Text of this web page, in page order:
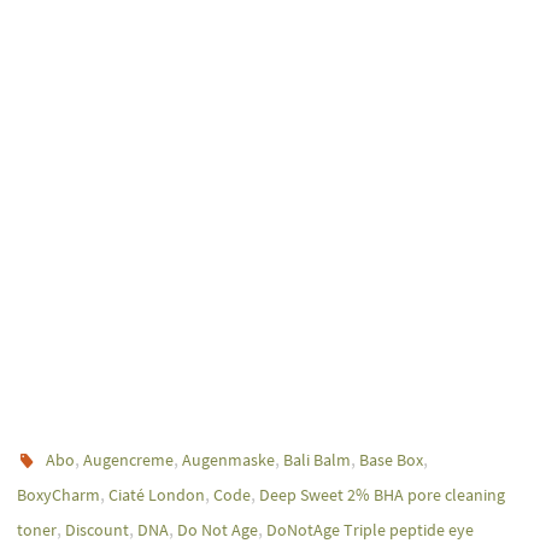
Abo,Augencreme,Augenmaske, Bali Balm, Base Box,
BoxyCharm, Ciaté London, Code, Deep Sweet 2% BHA pore cleaning
toner, Discount, DNA, Do Not Age, DoNotAge Triple peptide eye